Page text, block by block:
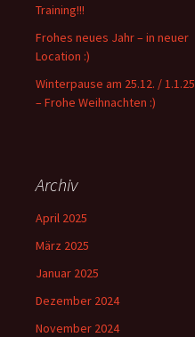
Training!!!
Frohes neues Jahr – in neuer
Location :)
Winterpause am 25.12. / 1.1.25
– Frohe Weihnachten :)
Archiv
April 2025
März 2025
Januar 2025
Dezember 2024
November 2024